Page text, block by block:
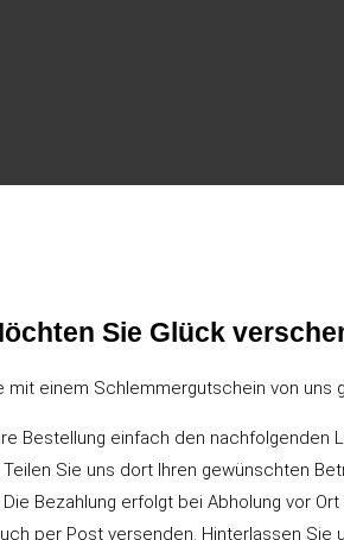
Sie Glück
mit einem Schlemmergutschein von uns
Bestellung einfach den nachfolgenden
Teilen Sie uns dort Ihren gewünschten
Bezahlung erfolgt bei Abholung vor Ort
per Post versenden. Hinterlassen Sie